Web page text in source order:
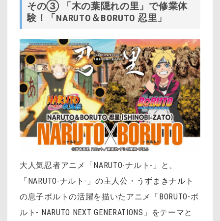
その③ 「木の葉隠れの里」で修業体
験！「NARUTO＆BORUTO 忍里」
大人気忍者アニメ「NARUTO-ナルト-」と、
「NARUTO-ナルト-」の主人公・うずまきナルト
の息子ボルトの活躍を描いたアニメ「BORUTO-ボ
ルト- NARUTO NEXT GENERATIONS」をテーマと